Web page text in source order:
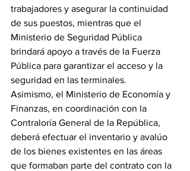
trabajadores y asegurar la continuidad
de sus puestos, mientras que el
Ministerio de Seguridad Pública
brindará apoyo a través de la Fuerza
Pública para garantizar el acceso y la
seguridad en las terminales.
Asimismo, el Ministerio de Economía y
Finanzas, en coordinación con la
Contraloría General de la República,
deberá efectuar el inventario y avalúo
de los bienes existentes en las áreas
que formaban parte del contrato con la